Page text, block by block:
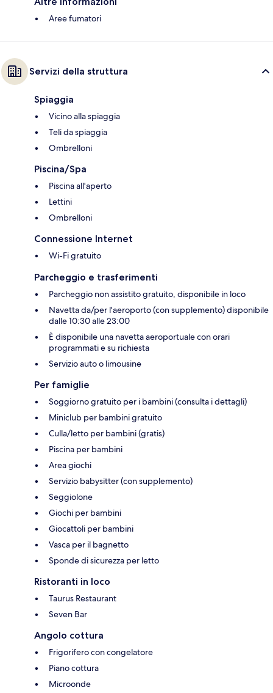
Aree fumatori
Servizi della struttura
Spiaggia
Vicino alla spiaggia
Teli da spiaggia
Ombrelloni
Piscina/Spa
Piscina all'aperto
Lettini
Ombrelloni
Connessione Internet
Wi-Fi gratuito
Parcheggio e trasferimenti
Parcheggio non assistito gratuito, disponibile in loco
Navetta da/per l'aeroporto (con supplemento) disponibile
dalle 10:30 alle 23:00
È disponibile una navetta aeroportuale con orari
programmati e su richiesta
Servizio auto o limousine
Per famiglie
Soggiorno gratuito per i bambini (consulta i dettagli)
Miniclub per bambini gratuito
Culla/letto per bambini (gratis)
Piscina per bambini
Area giochi
Servizio babysitter (con supplemento)
Seggiolone
Giochi per bambini
Giocattoli per bambini
Vasca per il bagnetto
Sponde di sicurezza per letto
Ristoranti in loco
Taurus Restaurant
Seven Bar
Angolo cottura
Frigorifero con congelatore
Piano cottura
Microonde